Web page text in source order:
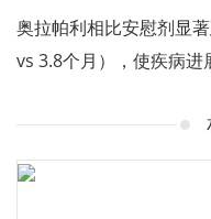
奥拉帕利相比安慰剂显
vs 3.8个月），使疾病进